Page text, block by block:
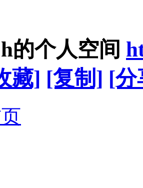
的个人空间
藏] [复制] [分